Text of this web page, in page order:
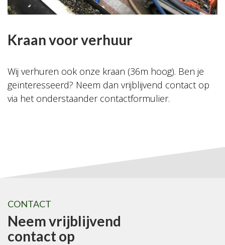
Kraan voor verhuur
Wij verhuren ook onze kraan (36m hoog). Ben je
geïnteresseerd? Neem dan vrijblijvend contact op
via het onderstaander contactformulier.
CONTACT
Neem vrijblijvend
contact op